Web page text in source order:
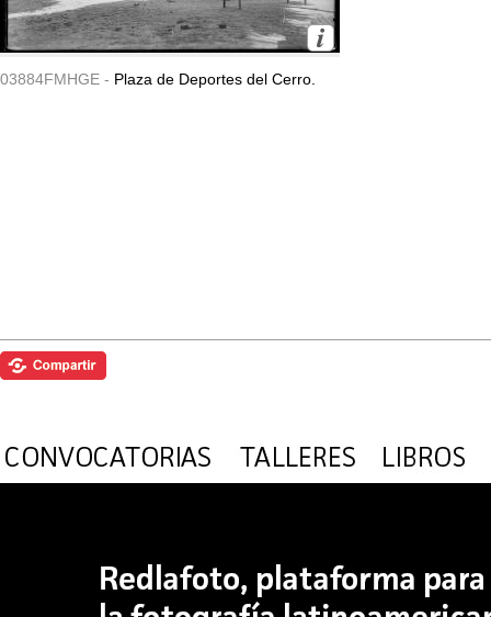
03884FMHGE - Plaza de Deportes del Cerro.